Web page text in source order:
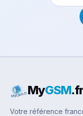
MyGSM.fr
Votre référence